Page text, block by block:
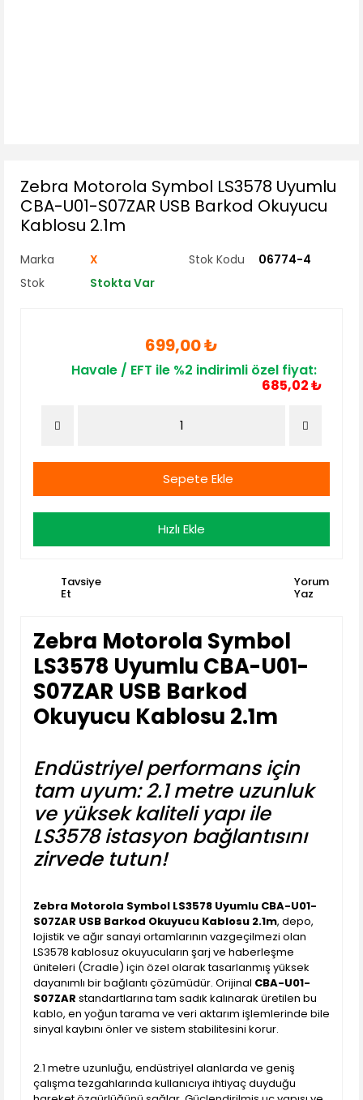
Zebra Motorola Symbol LS3578 Uyumlu
CBA-U01-S07ZAR USB Barkod Okuyucu
Kablosu 2.1m
Marka X Stok Kodu
06774-4
Stok
Stokta Var
699,00 ₺
Havale / EFT ile %2 indirimli özel fiyat:
685,02 ₺
Sepete Ekle
Hızlı Ekle
Tavsiye
Et
Yorum
Yaz
Zebra Motorola Symbol
LS3578 Uyumlu CBA-U01-
S07ZAR USB Barkod
Okuyucu Kablosu 2.1m
Endüstriyel performans için
tam uyum: 2.1 metre uzunluk
ve yüksek kaliteli yapı ile
LS3578 istasyon bağlantısını
zirvede tutun!
Zebra Motorola Symbol LS3578 Uyumlu CBA-U01-
S07ZAR USB Barkod Okuyucu Kablosu 2.1m, depo,
lojistik ve ağır sanayi ortamlarının vazgeçilmezi olan
LS3578 kablosuz okuyucuların şarj ve haberleşme
üniteleri (Cradle) için özel olarak tasarlanmış yüksek
dayanımlı bir bağlantı çözümüdür. Orijinal CBA-U01-
S07ZAR standartlarına tam sadık kalınarak üretilen bu
kablo, en yoğun tarama ve veri aktarım işlemlerinde bile
sinyal kaybını önler ve sistem stabilitesini korur.
2.1 metre uzunluğu, endüstriyel alanlarda ve geniş
çalışma tezgahlarında kullanıcıya ihtiyaç duyduğu